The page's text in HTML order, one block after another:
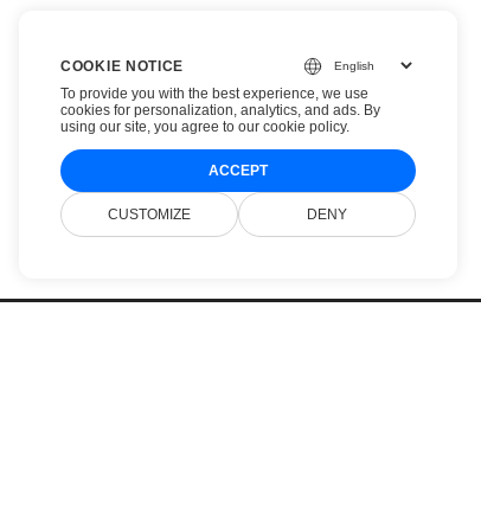
COOKIE NOTICE
To provide you with the best experience, we use
cookies for personalization, analytics, and ads. By
using our site, you agree to our cookie policy.
ACCEPT
CUSTOMIZE DENY